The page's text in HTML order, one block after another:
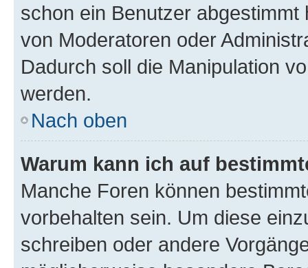
schon ein Benutzer
von Moderatoren oder
Dadurch soll die Manipulation
werden.
Nach oben
Warum kann ich auf
Manche Foren können
vorbehalten sein. Um diese
schreiben oder andere